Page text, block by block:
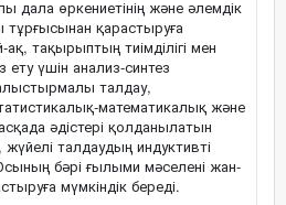
дала өркениетінің және әлемдік
тұрғысынан қарастыруға
ақ, тақырыптың тиімділігі мен
үшін анализ-синтез
талдау,
математикалық және
әдістері қолданылатын
талдаудың индуктивті
бәрі ғылыми мәселені жан-
мүмкіндік береді.